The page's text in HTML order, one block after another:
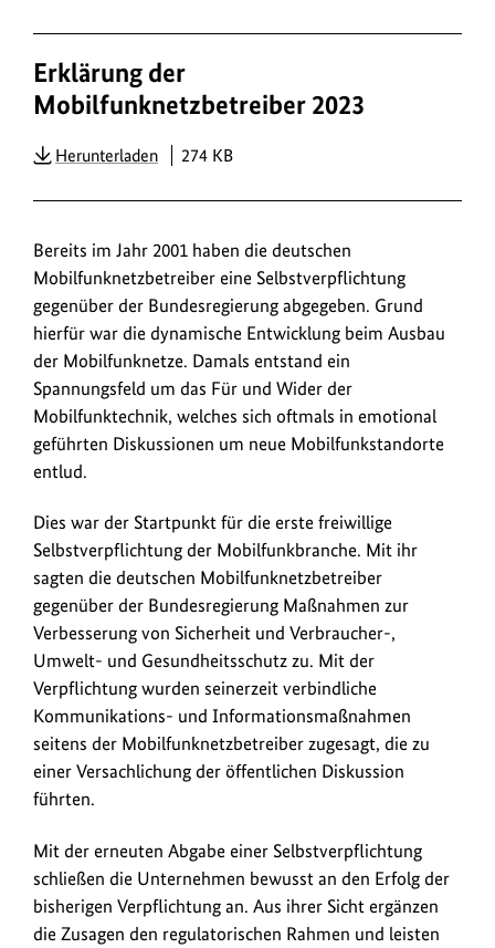
Erklärung der
Mobilfunknetzbetreiber 2023
HerunterladenPDF274 KB
Bereits im Jahr 2001 haben die deutschen
Mobilfunknetzbetreiber eine Selbstverpflichtung
gegenüber der Bundesregierung abgegeben. Grund
hierfür war die dynamische Entwicklung beim Ausbau
der Mobilfunknetze. Damals entstand ein
Spannungsfeld um das Für und Wider der
Mobilfunktechnik, welches sich oftmals in emotional
geführten Diskussionen um neue Mobilfunkstandorte
entlud.
Dies war der Startpunkt für die erste freiwillige
Selbstverpflichtung der Mobilfunkbranche. Mit ihr
sagten die deutschen Mobilfunknetzbetreiber
gegenüber der Bundesregierung Maßnahmen zur
Verbesserung von Sicherheit und Verbraucher-,
Umwelt- und Gesundheitsschutz zu. Mit der
Verpflichtung wurden seinerzeit verbindliche
Kommunikations- und Informationsmaßnahmen
seitens der Mobilfunknetzbetreiber zugesagt, die zu
einer Versachlichung der öffentlichen Diskussion
führten.
Mit der erneuten Abgabe einer Selbstverpflichtung
schließen die Unternehmen bewusst an den Erfolg der
bisherigen Verpflichtung an. Aus ihrer Sicht ergänzen
die Zusagen den regulatorischen Rahmen und leisten